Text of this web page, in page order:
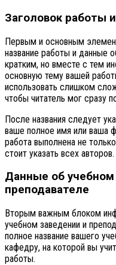
Заголовок работы
Первым и основным
название работы и данные
кратким, но вместе с тем
основную тему вашей
использовать слишком
чтобы читатель мог сразу
После названия следует
ваше полное имя или ваша
работа выполнена не
стоит указать всех авторов.
Данные об учебном
преподавателе
Вторым важным блоком
учебном заведении и
полное название вашего
кафедру, на которой вы
работы.